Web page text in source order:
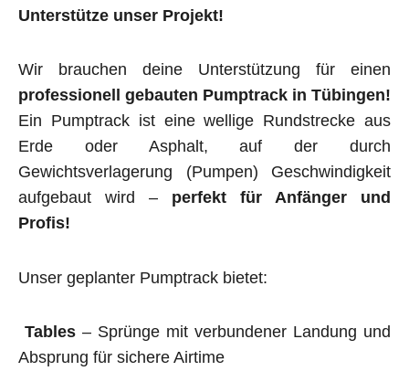
Unterstütze unser Projekt!
Wir brauchen deine Unterstützung für einen
professionell gebauten Pumptrack in Tübingen!
Ein Pumptrack ist eine wellige Rundstrecke aus
Erde oder Asphalt, auf der durch
Gewichtsverlagerung (Pumpen) Geschwindigkeit
aufgebaut wird – perfekt für Anfänger und
Profis!
Unser geplanter Pumptrack bietet:
Tables – Sprünge mit verbundener Landung und
Absprung für sichere Airtime